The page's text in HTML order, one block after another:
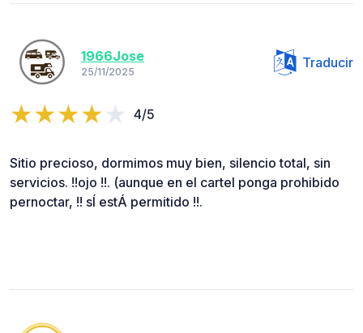
1966Jose
25/11/2025
Traducir
4/5
Sitio precioso, dormimos muy bien, silencio total, sin
servicios. !!ojo !!. (aunque en el cartel ponga prohibido
pernoctar, !! sÍ estÁ permitido !!.